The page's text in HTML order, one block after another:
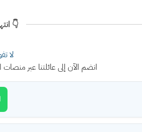
👇
لا
انضم الآن إلى عائلتنا عبر